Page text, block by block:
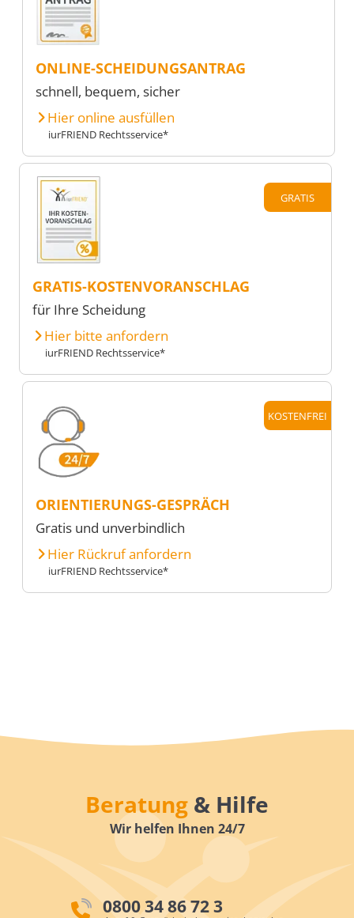
ONLINE-SCHEIDUNGSANTRAG
schnell, bequem, sicher
Hier online ausfüllen
iurFRIEND Rechtsservice*
GRATIS
GRATIS-KOSTENVORANSCHLAG
für Ihre Scheidung
Hier bitte anfordern
iurFRIEND Rechtsservice*
KOSTENFREI
ORIENTIERUNGS-GESPRÄCH
Gratis und unverbindlich
Hier Rückruf anfordern
iurFRIEND Rechtsservice*
Beratung & Hilfe
Wir helfen Ihnen 24/7
0800 34 86 72 3